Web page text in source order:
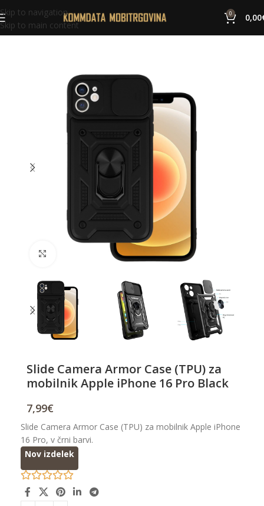
Skip to navigation
Skip to main content
0 0,00
Slide Camera Armor Case (TPU) za
mobilnik Apple iPhone 16 Pro Black
7,99€
Slide Camera Armor Case (TPU) za mobilnik Apple iPhone
16 Pro, v črni barvi.
Nov izdelek